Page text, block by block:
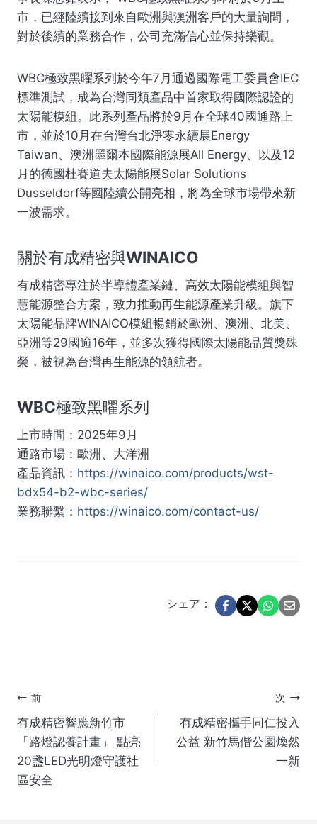
市，已經陸續接到來自歐洲與澳洲客戶的大量詢問，
對於後續的業務合作，公司充滿信心並保持樂觀。
WBC極致黑曜系列於今年7月通過國際電工委員會IEC
標準測試，成為台灣同類產品中首家取得國際認證的
太陽能模組。此系列產品將於9月在全球40國通路上
市，並於10月在台灣台北淨零永續展Energy
Taiwan、澳洲墨爾本國際能源展All Energy、以及12
月的德國杜賽道夫太陽能展Solar Solutions
Dusseldorf等國陸續公開亮相，將為全球市場帶來新
一波需求。
關於有成精密與WINAICO
有成精密專注於半導體產業鏈、高效太陽能模組與智
慧能源整合方案，致力推動再生能源產業升級。旗下
太陽能品牌WINAICO模組暢銷於歐洲、澳洲、北美、
亞洲等29國逾16年，並多次獲得國際太陽能品質獎殊
榮，被視為台灣再生能源的領航者。
WBC極致黑曜系列
上市時間：2025年9月
通路市場：歐洲、大洋洲
產品資訊： https://winaico.com/products/wst-
bdx54-b2-wbc-series/
業務聯繫： https://winaico.com/contact-us/
シェア：
投
稿
ナ
前
有成精密響應新竹市
「路燈認養計畫」 點亮
20盞LED光明燈守護社
區安全
次
有成精密攜手同仁投入
公益 新竹馬偕公園煥然
一新